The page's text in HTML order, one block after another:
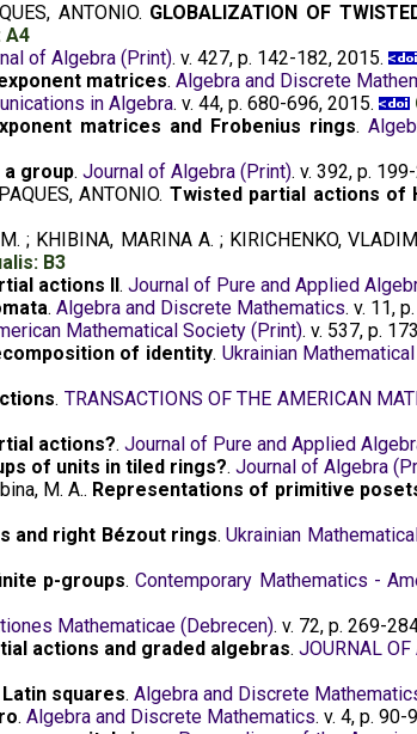
ANTONIO. GLOBALIZATION OF
A4
of Algebra (Print). v. 427, p. 142-182, 2015.
matrices. Algebra and Discrete
in Algebra. v. 44, p. 680-696, 2015.
matrices and Frobenius rings.
group. Journal of Algebra (Print). v. 392, p.
ANTONIO. Twisted partial actions of
; KHIBINA, MARINA A. ; KIRICHENKO,
B3
actions II . Journal of Pure and Applied
. Algebra and Discrete Mathematics. v. 11,
Mathematical Society (Print). v. 537, p.
of identity. Ukrainian
. TRANSACTIONS OF THE AMERICAN
actions?. Journal of Pure and Applied
of units in tiled rings?. Journal of Algebra
M. A.. Representations of primitive
and right Bézout rings.Ukrainian
p-groups.Contemporary Mathematics -
Mathematicae (Debrecen). v. 72, p. 269-
actions and graded algebras.JOURNAL OF
squares. Algebra and Discrete
. Algebra and Discrete Mathematics. v. 4, p. 90-